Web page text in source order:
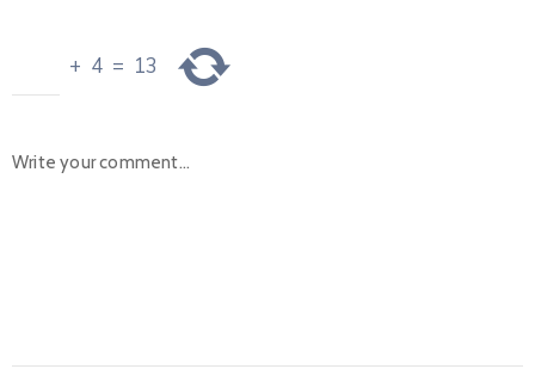
+ 4 = 13